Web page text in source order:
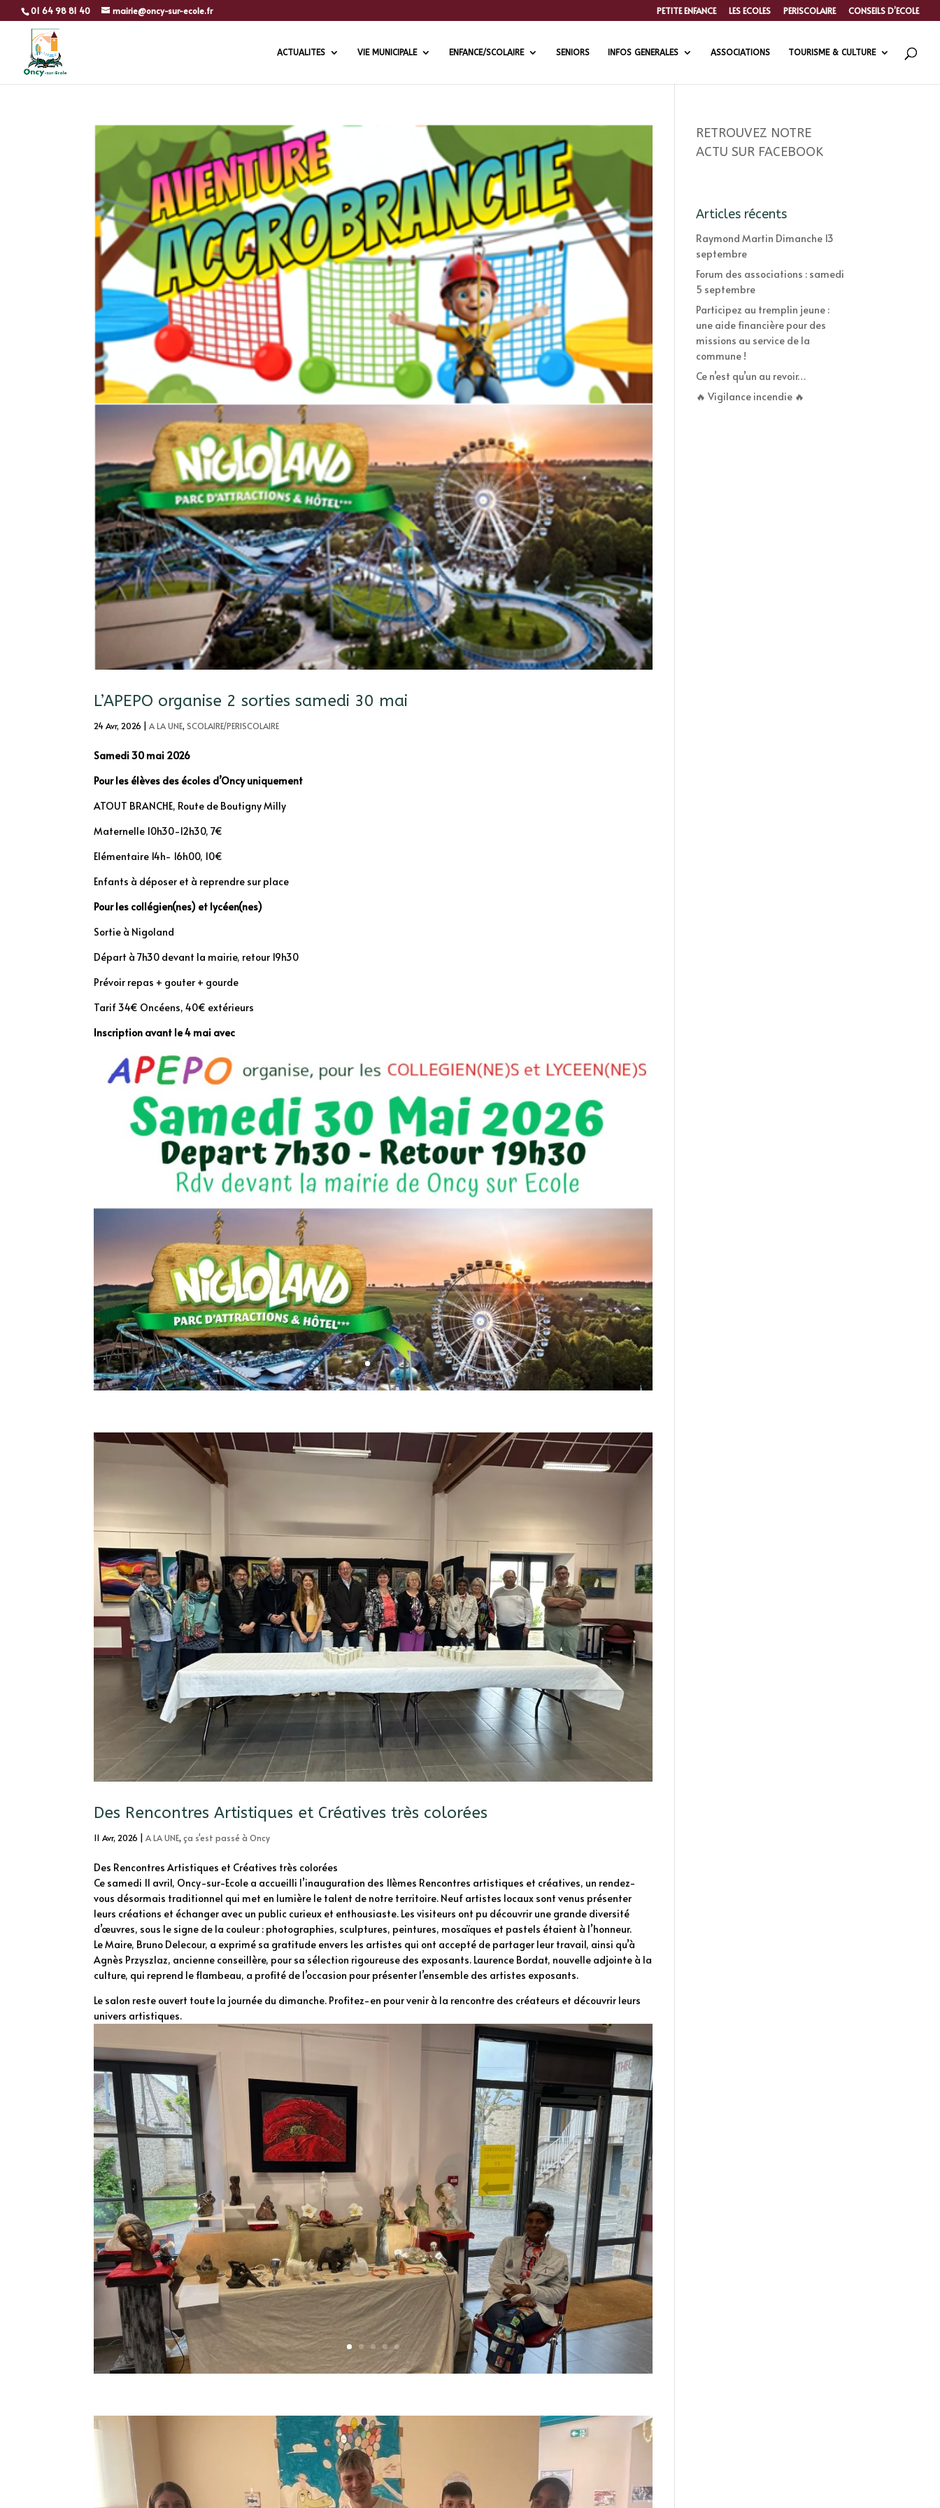
01 64 98 81 40 mairie@oncy-sur-ecole.fr PETITE ENFANCE LES ECOLES PERISCOLAIRE CONSEILS D’ECOLE
ACTUALITES VIE MUNICIPALE ENFANCE/SCOLAIRE SENIORS INFOS GENERALES ASSOCIATIONS TOURISME & CULTURE
L’APEPO organise 2 sorties samedi 30 mai
24 Avr, 2026 |A LA UNE,SCOLAIRE/PERISCOLAIRE
Samedi 30 mai 2026
Pour les élèves des écoles d’Oncy uniquement
ATOUT BRANCHE, Route de Boutigny Milly
Maternelle 10h30-12h30, 7€
Elémentaire 14h- 16h00, 10€
Enfants à déposer et à reprendre sur place
Pourles collégien(nes) et lycéen(nes)
Sortie à Nigoland
Départ à 7h30 devant la mairie, retour 19h30
Prévoir repas + gouter + gourde
Tarif 34€ Oncéens, 40€ extérieurs
Inscription avant le 4 mai avec
Des Rencontres Artistiques et Créatives très colorées
11 Avr, 2026 |A LA UNE,ça s'est passé à Oncy
Des Rencontres Artistiques et Créatives très colorées
Ce samedi 11 avril, Oncy-sur-Ecole a accueilli l’inauguration des 11èmes Rencontres artistiques et créatives, un rendez-
vous désormais traditionnel qui met en lumière le talent de notre territoire. Neuf artistes locaux sont venus présenter
leurs créations et échanger avec un public curieux et enthousiaste. Les visiteurs ont pu découvrir une grande diversité
d’œuvres, sous le signe de la couleur : photographies, sculptures, peintures, mosaïques et pastels étaient à l’honneur.
Le Maire, Bruno Delecour, a exprimé sa gratitude envers les artistes qui ont accepté de partager leur travail, ainsi qu’à
Agnès Przyszlaz, ancienne conseillère, pour sa sélection rigoureuse des exposants. Laurence Bordat, nouvelle adjointe à la
culture, qui reprend le flambeau, a profité de l’occasion pour présenter l’ensemble des artistes exposants.
Le salon reste ouvert toute la journée du dimanche. Profitez-en pour venir à la rencontre des créateurs et découvrir leurs
univers artistiques.
RETROUVEZ NOTRE
ACTU SUR FACEBOOK
Articles récents
Raymond Martin Dimanche 13
septembre
Forum des associations : samedi
5 septembre
Participez au tremplin jeune :
une aide financière pour des
missions au service de la
commune !
Ce n’est qu’un au revoir…
🔥 Vigilance incendie 🔥